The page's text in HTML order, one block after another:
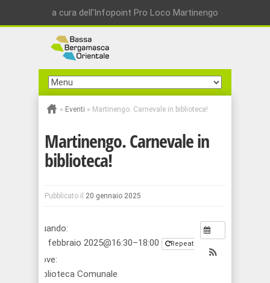
a cura dell'Infopoint Pro Loco Martinengo
» Eventi » Martinengo. Carnevale in biblioteca!
Martinengo. Carnevale in
biblioteca!
Pubblicato il 20 gennaio 2025
Quando:
26 febbraio 2025@16:30–18:00
Repeats
Dove:
Biblioteca Comunale